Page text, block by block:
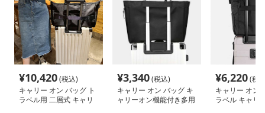
¥10,420(税込)
キャリー オン バッグ ト
ラベル用 二層式 キャリ
¥3,340(税込)
キャリー オン バッグ キ
ャリーオン機能付き多用
¥6,220(税
キャリー オン
ラベル キャリ